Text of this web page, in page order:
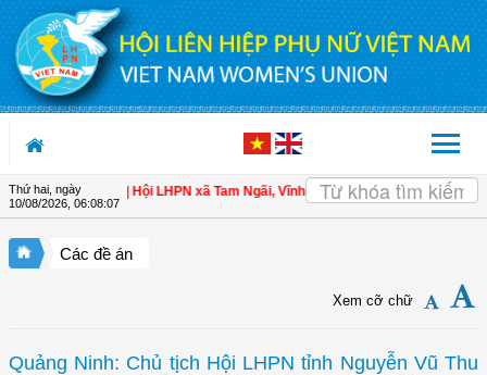
Truy cập nội dung luôn
Thứ hai, ngày
10/08/2026, 06:08:08
cho hội viên | Hội LHPN xã Tam Ngãi, Vĩnh Long sơ kết công tác Hội và
Các đề án
Xem cỡ chữ
Quảng Ninh: Chủ tịch Hội LHPN tỉnh Nguyễn Vũ Thu